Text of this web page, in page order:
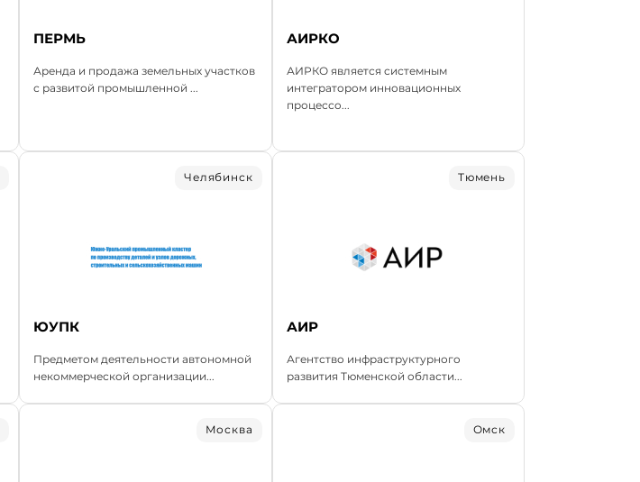
ПЕРМЬ
Аренда и продажа земельных участков
с развитой промышленной ...
АИРКО
АИРКО является системным
интегратором инновационных
процессо...
Челябинск
ЮУПК
Предметом деятельности автономной
некоммерческой организации...
Тюмень
АИР
Агентство инфраструктурного
развития Тюменской области...
Москва Омск